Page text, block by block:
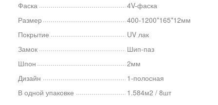
Фаска
4V-фаска
Размер
400-1200*165*12мм
Покрытие
UV лак
Замок
Шип-паз
Шпон
2мм
Дизайн
1-полосная
В одной упаковке
1.584м2 / 8шт